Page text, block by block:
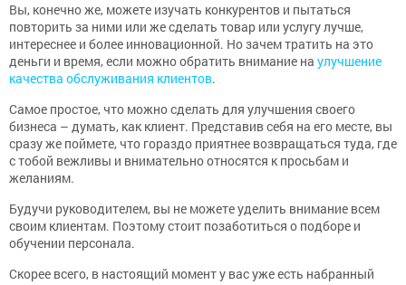
Вы, конечно же, можете изучать конкурентов и пытаться
повторить за ними или же сделать товар или услугу лучше,
интереснее и более инновационной. Но зачем тратить на это
деньги и время, если можно обратить внимание на улучшение
качества обслуживания клиентов.
Самое простое, что можно сделать для улучшения своего
бизнеса – думать, как клиент. Представив себя на его месте, вы
сразу же поймете, что гораздо приятнее возвращаться туда, где
с тобой вежливы и внимательно относятся к просьбам и
желаниям.
Будучи руководителем, вы не можете уделить внимание всем
своим клиентам. Поэтому стоит позаботиться о подборе и
обучении персонала.
Скорее всего, в настоящий момент у вас уже есть набранный